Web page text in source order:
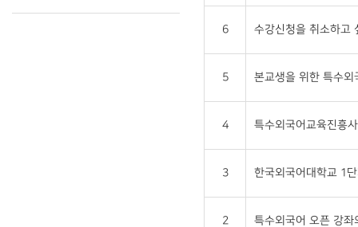
6 수강신청을 취소하고
5 본교생을 위한 특수외
4 특수외국어교육진흥
3 한국외국어대학교 1
2 특수외국어 오픈 강좌